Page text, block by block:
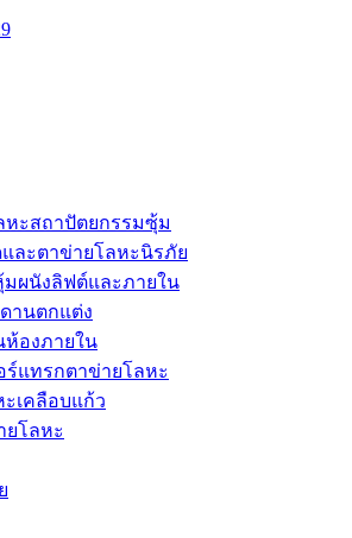
หะสถาปัตยกรรมซุ้ม
ละตาข่ายโลหะนิรภัย
มผนังลิฟต์และภายใน
านตกแต่ง
ห้องภายใน
ร์แทรกตาข่ายโลหะ
เคลือบแก้ว
ยโลหะ